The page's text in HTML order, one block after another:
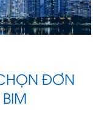
phần mềm BIM
ĐƠN